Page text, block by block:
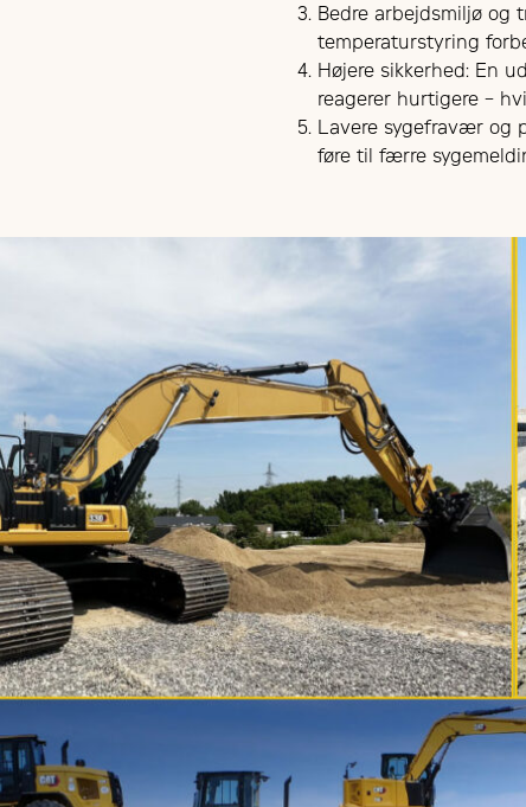
Bedre arbejdsmiljø og
temperaturstyring
Højere sikkerhed: En
reagerer hurtigere –
Lavere sygefravær og
føre til færre